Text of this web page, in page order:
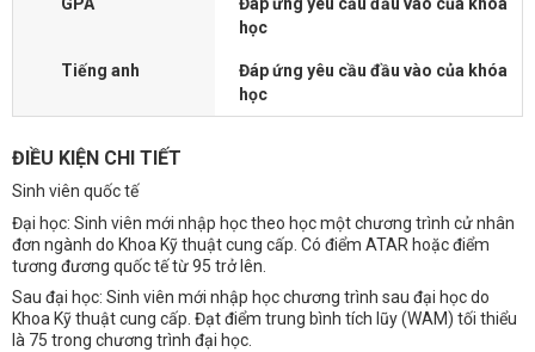
học
Tiếng anh
Đáp ứng yêu cầu đầu vào của khóa
học
ĐIỀU KIỆN CHI TIẾT
Sinh viên quốc tế
Đại học: Sinh viên mới nhập học theo học một chương trình cử nhân
đơn ngành do Khoa Kỹ thuật cung cấp. Có điểm ATAR hoặc điểm
tương đương quốc tế từ 95 trở lên.
Sau đại học: Sinh viên mới nhập học chương trình sau đại học do
Khoa Kỹ thuật cung cấp. Đạt điểm trung bình tích lũy (WAM) tối thiểu
là 75 trong chương trình đại học.